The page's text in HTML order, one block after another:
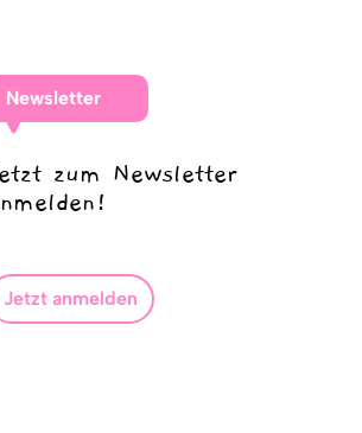
Newsletter
zum Newsletter
Jetzt anmelden